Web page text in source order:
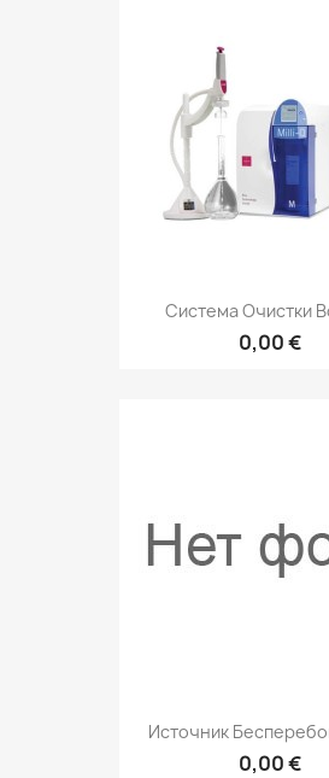
Система Очистки
0,00 €
Источник
0,00 €